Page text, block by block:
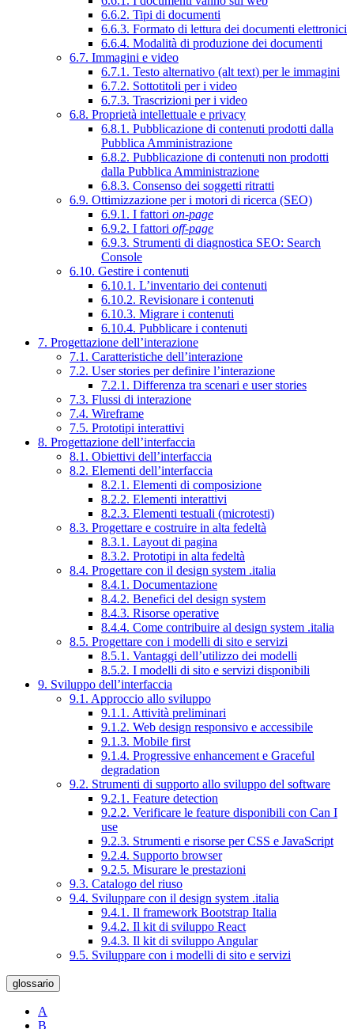
6.6.2. Tipi di documenti
6.6.3. Formato di lettura dei documenti elettronici
6.6.4. Modalità di produzione dei documenti
6.7. Immagini e video
6.7.1. Testo alternativo (alt text) per le immagini
6.7.2. Sottotitoli per i video
6.7.3. Trascrizioni per i video
6.8. Proprietà intellettuale e privacy
6.8.1. Pubblicazione di contenuti prodotti dalla
Pubblica Amministrazione
6.8.2. Pubblicazione di contenuti non prodotti
dalla Pubblica Amministrazione
6.8.3. Consenso dei soggetti ritratti
6.9. Ottimizzazione per i motori di ricerca (SEO)
6.9.1. I fattori on-page
6.9.2. I fattori off-page
6.9.3. Strumenti di diagnostica SEO: Search
Console
6.10. Gestire i contenuti
6.10.1. L’inventario dei contenuti
6.10.2. Revisionare i contenuti
6.10.3. Migrare i contenuti
6.10.4. Pubblicare i contenuti
7. Progettazione dell’interazione
7.1. Caratteristiche dell’interazione
7.2. User stories per definire l’interazione
7.2.1. Differenza tra scenari e user stories
7.3. Flussi di interazione
7.4. Wireframe
7.5. Prototipi interattivi
8. Progettazione dell’interfaccia
8.1. Obiettivi dell’interfaccia
8.2. Elementi dell’interfaccia
8.2.1. Elementi di composizione
8.2.2. Elementi interattivi
8.2.3. Elementi testuali (microtesti)
8.3. Progettare e costruire in alta fedeltà
8.3.1. Layout di pagina
8.3.2. Prototipi in alta fedeltà
8.4. Progettare con il design system .italia
8.4.1. Documentazione
8.4.2. Benefici del design system
8.4.3. Risorse operative
8.4.4. Come contribuire al design system .italia
8.5. Progettare con i modelli di sito e servizi
8.5.1. Vantaggi dell’utilizzo dei modelli
8.5.2. I modelli di sito e servizi disponibili
9. Sviluppo dell’interfaccia
9.1. Approccio allo sviluppo
9.1.1. Attività preliminari
9.1.2. Web design responsivo e accessibile
9.1.3. Mobile first
9.1.4. Progressive enhancement e Graceful
degradation
9.2. Strumenti di supporto allo sviluppo del software
9.2.1. Feature detection
9.2.2. Verificare le feature disponibili con Can I
use
9.2.3. Strumenti e risorse per CSS e JavaScript
9.2.4. Supporto browser
9.2.5. Misurare le prestazioni
9.3. Catalogo del riuso
9.4. Sviluppare con il design system .italia
9.4.1. Il framework Bootstrap Italia
9.4.2. Il kit di sviluppo React
9.4.3. Il kit di sviluppo Angular
9.5. Sviluppare con i modelli di sito e servizi
glossario
A
B